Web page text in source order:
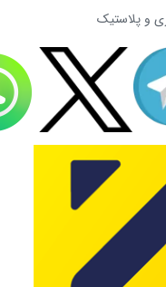
و پلاستیک